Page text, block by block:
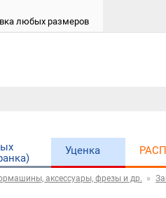
любых размеров
Уценка
аксессуары, фрезы и др.